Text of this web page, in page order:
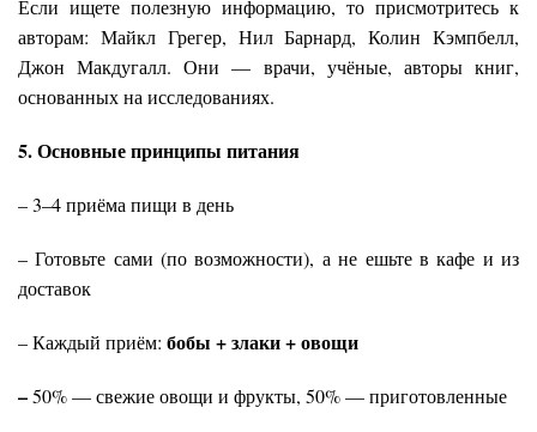
Если ищете полезную информацию, то присмотритесь к
авторам: Майкл Грегер, Нил Барнард, Колин Кэмпбелл,
Джон Макдугалл. Они — врачи, учёные, авторы книг,
основанных на исследованиях.
5. Основные принципы питания
– 3–4 приёма пищи в день
– Готовьте сами (по возможности), а не ешьте в кафе и из
доставок
– Каждый приём: бобы + злаки + овощи
–50% — свежие овощи и фрукты, 50% — приготовленные